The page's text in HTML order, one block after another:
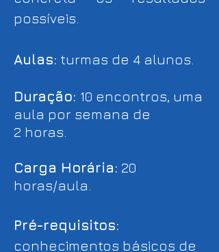
possíveis.
Aulas: turmas de 4 alunos.
Duração: 10 encontros, uma
aula por semana de
2 horas
Carga Horária: 20
horas/aula.
Pré-requisitos:
conhecimentos básicos de